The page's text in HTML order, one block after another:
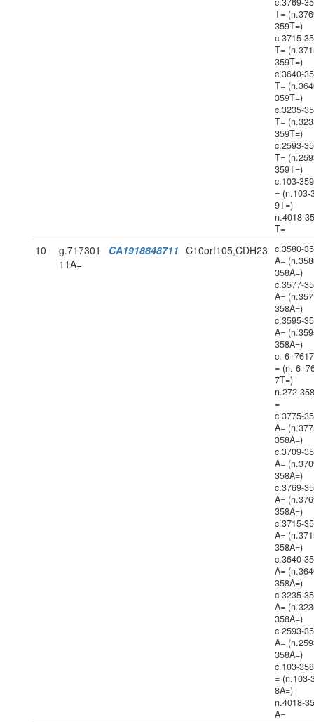
T=
359T=)
c.3715-
T=
359T=)
c.3640-
T=
359T=)
c.3235-
T=
359T=)
c.2593-
T=
359T=)
c.103-
= (n.103-
9T=)
n.4018-
T=
10
g.717301
11A=
CA1918848711 C10orf105,CDH23
c.3580-
A=
358A=)
c.3577-
A=
358A=)
c.3595-
A=
358A=)
c.-
= (n.-
7T=)
n.272-
=
c.3775-
A=
358A=)
c.3709-
A=
358A=)
c.3769-
A=
358A=)
c.3715-
A=
358A=)
c.3640-
A=
358A=)
c.3235-
A=
358A=)
c.2593-
A=
358A=)
c.103-
= (n.103-
8A=)
n.4018-
A=